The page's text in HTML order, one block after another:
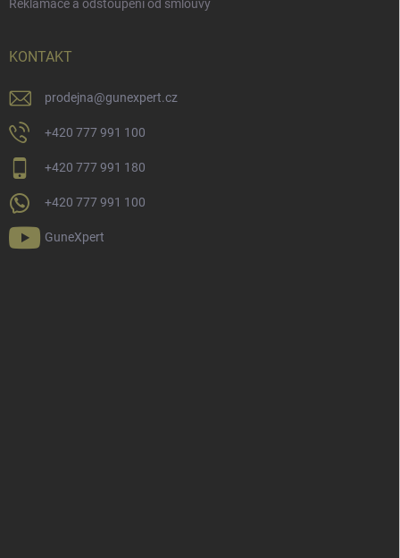
Reklamace a odstoupení od smlouvy
KONTAKT
prodejna@gunexpert.cz
+420 777 991 100
+420 777 991 180
+420 777 991 100
GuneXpert